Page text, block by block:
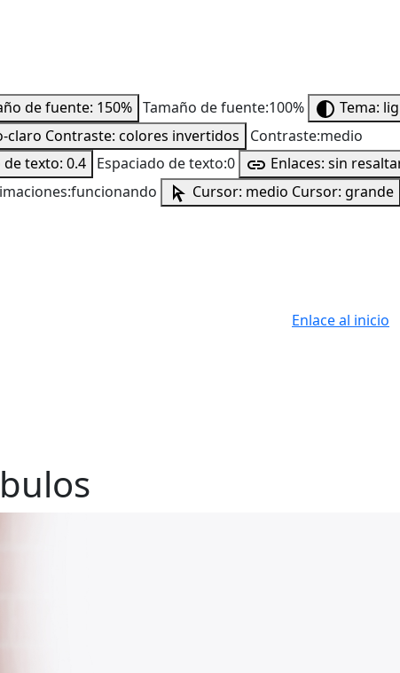
de fuente: 150% Tamaño de fuente:100% Tema:
claro Contraste: colores invertidos
Contraste:medio
de texto: 0.4 Espaciado de texto:0 Enlaces: sin
Cursor: medio Cursor: grande
Enlace al inicio